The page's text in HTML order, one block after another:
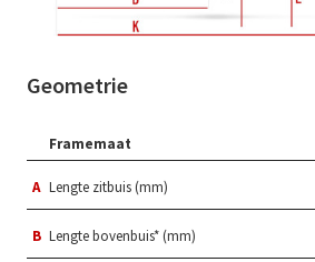
Geometrie
Framemaat
A Lengte zitbuis (mm)
B Lengte bovenbuis* (mm)